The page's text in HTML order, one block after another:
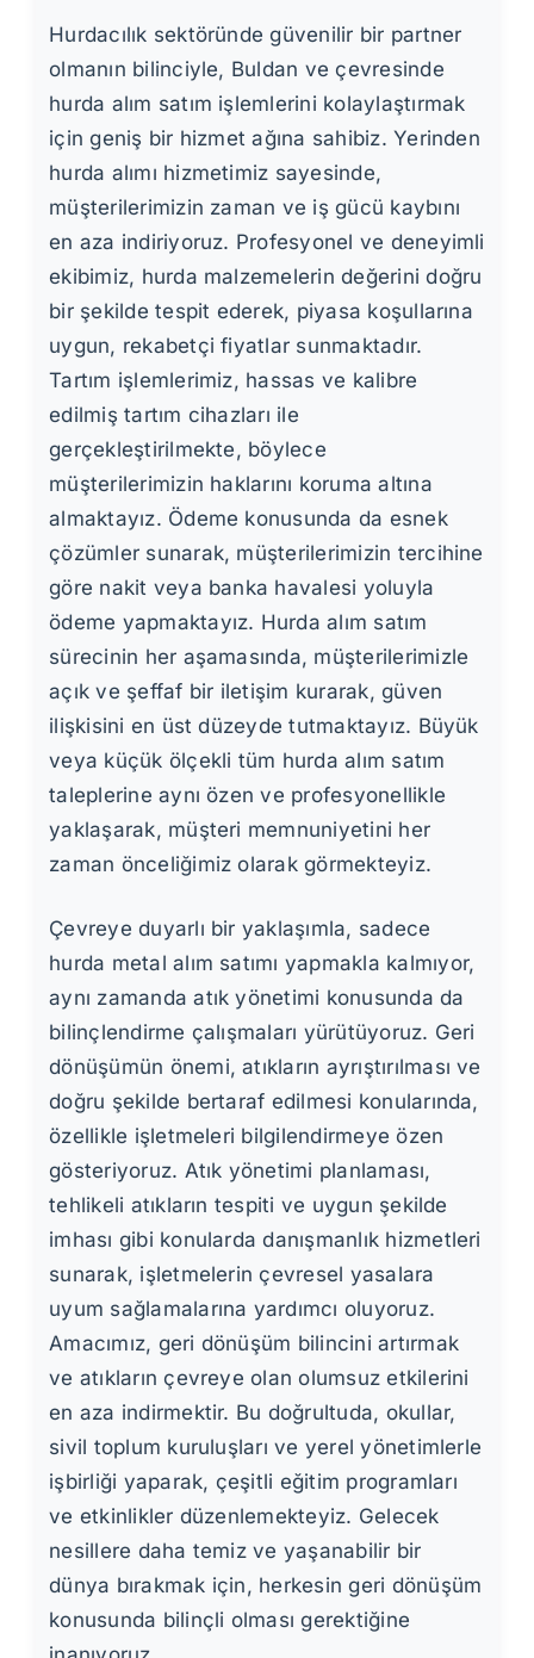
Hurdacılık sektöründe güvenilir bir partner
olmanın bilinciyle, Buldan ve çevresinde
hurda alım satım işlemlerini kolaylaştırmak
için geniş bir hizmet ağına sahibiz. Yerinden
hurda alımı hizmetimiz sayesinde,
müşterilerimizin zaman ve iş gücü kaybını
en aza indiriyoruz. Profesyonel ve deneyimli
ekibimiz, hurda malzemelerin değerini doğru
bir şekilde tespit ederek, piyasa koşullarına
uygun, rekabetçi fiyatlar sunmaktadır.
Tartım işlemlerimiz, hassas ve kalibre
edilmiş tartım cihazları ile
gerçekleştirilmekte, böylece
müşterilerimizin haklarını koruma altına
almaktayız. Ödeme konusunda da esnek
çözümler sunarak, müşterilerimizin tercihine
göre nakit veya banka havalesi yoluyla
ödeme yapmaktayız. Hurda alım satım
sürecinin her aşamasında, müşterilerimizle
açık ve şeffaf bir iletişim kurarak, güven
ilişkisini en üst düzeyde tutmaktayız. Büyük
veya küçük ölçekli tüm hurda alım satım
taleplerine aynı özen ve profesyonellikle
yaklaşarak, müşteri memnuniyetini her
zaman önceliğimiz olarak görmekteyiz.
Çevreye duyarlı bir yaklaşımla, sadece
hurda metal alım satımı yapmakla kalmıyor,
aynı zamanda atık yönetimi konusunda da
bilinçlendirme çalışmaları yürütüyoruz. Geri
dönüşümün önemi, atıkların ayrıştırılması ve
doğru şekilde bertaraf edilmesi konularında,
özellikle işletmeleri bilgilendirmeye özen
gösteriyoruz. Atık yönetimi planlaması,
tehlikeli atıkların tespiti ve uygun şekilde
imhası gibi konularda danışmanlık hizmetleri
sunarak, işletmelerin çevresel yasalara
uyum sağlamalarına yardımcı oluyoruz.
Amacımız, geri dönüşüm bilincini artırmak
ve atıkların çevreye olan olumsuz etkilerini
en aza indirmektir. Bu doğrultuda, okullar,
sivil toplum kuruluşları ve yerel yönetimlerle
işbirliği yaparak, çeşitli eğitim programları
ve etkinlikler düzenlemekteyiz. Gelecek
nesillere daha temiz ve yaşanabilir bir
dünya bırakmak için, herkesin geri dönüşüm
konusunda bilinçli olması gerektiğine